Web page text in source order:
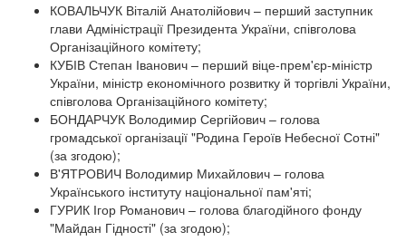
КОВАЛЬЧУК Віталій Анатолійович – перший заступник
глави Адміністрації Президента України, співголова
Організаційного комітету;
КУБІВ Степан Іванович – перший віце-прем'єр-міністр
України, міністр економічного розвитку й торгівлі України,
співголова Організаційного комітету;
БОНДАРЧУК Володимир Сергійович – голова
громадської організації "Родина Героїв Небесної Сотні"
(за згодою);
В'ЯТРОВИЧ Володимир Михайлович – голова
Українського інституту національної пам'яті;
ГУРИК Ігор Романович – голова благодійного фонду
"Майдан Гідності" (за згодою);